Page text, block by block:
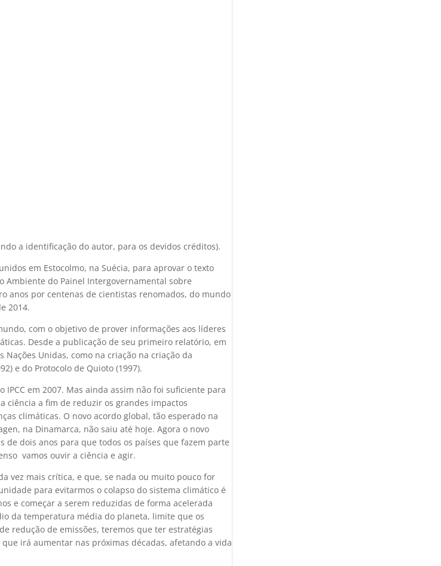
a identificação do autor, para os devidos créditos).
em Estocolmo, na Suécia, para aprovar o texto
Ambiente do Painel Intergovernamental sobre
anos por centenas de cientistas renomados, do mundo
2014.
com o objetivo de prover informações aos líderes
Desde a publicação de seu primeiro relatório, em
Nações Unidas, como na criação na criação da
e do Protocolo de Quioto (1997).
em 2007. Mas ainda assim não foi suficiente para
ciência a fim de reduzir os grandes impactos
climáticas. O novo acordo global, tão esperado na
na Dinamarca, não saiu até hoje. Agora o novo
de dois anos para que todos os países que fazem parte
 vamos ouvir a ciência e agir.
vez mais crítica, e que, se nada ou muito pouco for
para evitarmos o colapso do sistema climático é
e começar a serem reduzidas de forma acelerada
da temperatura média do planeta, limite que os
redução de emissões, teremos que ter estratégias
irá aumentar nas próximas décadas, afetando a vida